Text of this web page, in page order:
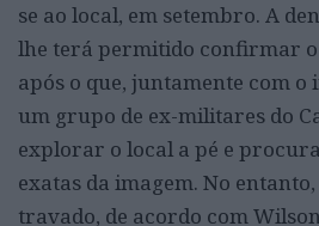
se ao local, em setembro. A
lhe terá permitido confirmar o
após o que, juntamente com o
um grupo de ex-militares do
explorar o local a pé e
exatas da imagem. No
travado, de acordo com